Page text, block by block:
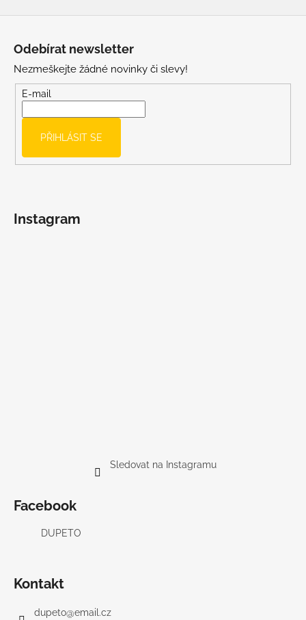
Odebírat newsletter
Nezmeškejte žádné novinky či slevy!
E-mail
PŘIHLÁSIT SE
Instagram
Sledovat na Instagramu
Facebook
DUPETO
Kontakt
dupeto@email.cz